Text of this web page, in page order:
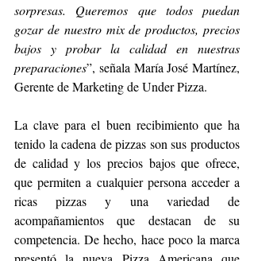
sorpresas. Queremos que todos puedan
gozar de nuestro mix de productos, precios
bajos y probar la calidad en nuestras
preparaciones”, señala María José Martínez,
Gerente de Marketing de Under Pizza.
La clave para el buen recibimiento que ha
tenido la cadena de pizzas son sus productos
de calidad y los precios bajos que ofrece,
que permiten a cualquier persona acceder a
ricas pizzas y una variedad de
acompañamientos que destacan de su
competencia. De hecho, hace poco la marca